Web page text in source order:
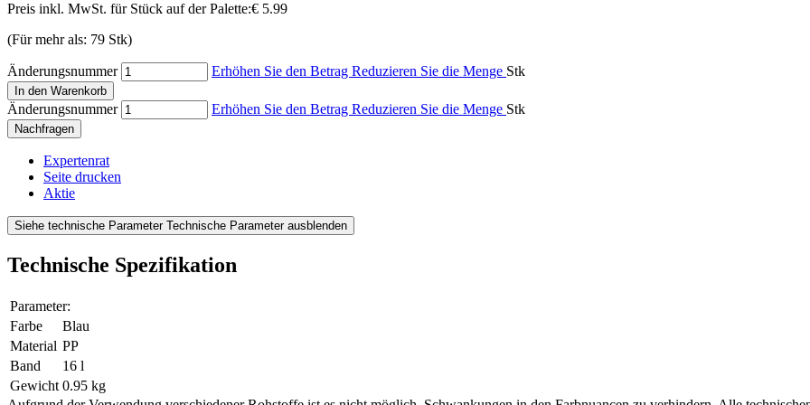
Preis inkl. MwSt. für Stück auf der Palette:€ 5.99
(Für mehr als: 79 Stk)
Änderungsnummer Erhöhen Sie den Betrag Reduzieren Sie die Menge Stk
In den Warenkorb
Änderungsnummer Erhöhen Sie den Betrag Reduzieren Sie die Menge Stk
Nachfragen
Expertenrat
Seite drucken
Aktie
Siehe technische Parameter Technische Parameter ausblenden
Technische Spezifikation
Parameter:
Farbe
Blau
Material PP
Band
16 l
Gewicht 0.95 kg